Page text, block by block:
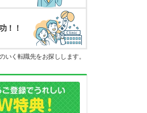
！！
いく転職先をお探しします。